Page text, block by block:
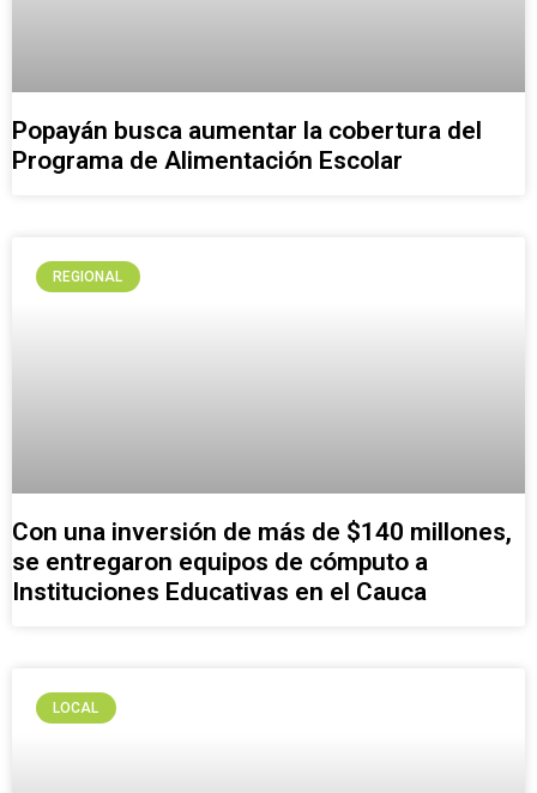
Popayán busca aumentar la cobertura del
Programa de Alimentación Escolar
REGIONAL
Con una inversión de más de $140 millones,
se entregaron equipos de cómputo a
Instituciones Educativas en el Cauca
LOCAL